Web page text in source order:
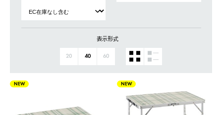
表示形式
20 40 60
NEW NEW